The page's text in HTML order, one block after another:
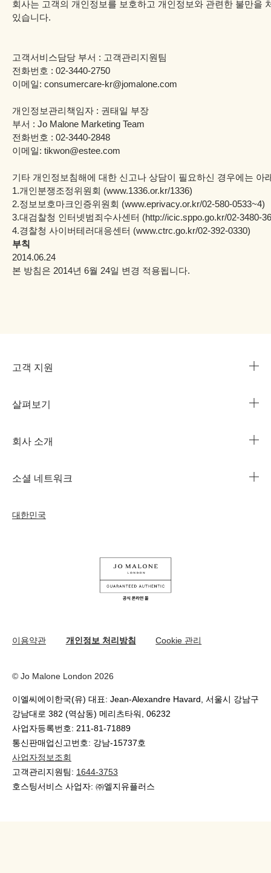
회사는 고객의 개인정보를 보호하고 개인정보와 관련한 불만을
있습니다.
고객서비스담당 부서 : 고객관리지원팀
전화번호 : 02-3440-2750
이메일: consumercare-kr@jomalone.com
개인정보관리책임자 : 권태일 부장
부서 : Jo Malone Marketing Team
전화번호 : 02-3440-2848
이메일: tikwon@estee.com
기타 개인정보침해에 대한 신고나 상담이 필요하신 경우에는 아
1.개인분쟁조정위원회 (www.1336.or.kr/1336)
2.정보보호마크인증위원회 (www.eprivacy.or.kr/02-580-0533~4)
3.대검찰청 인터넷범죄수사센터 (http://icic.sppo.go.kr/02-3480-
4.경찰청 사이버테러대응센터 (www.ctrc.go.kr/02-392-0330)
부칙
2014.06.24
본 방침은 2014년 6월 24일 변경 적용됩니다.
고객 지원
1644-3753
주문 조회
살펴보기
친절함의 문화
우리의 사람& 우리의 일터
회사 소개
소셜 네트워크
대한민국
이용약관 개인정보 처리방침 Cookie 관리
© Jo Malone London 2026
이엘씨에이한국(유) 대표: Jean-Alexandre Havard, 서울시 강남구
강남대로 382 (역삼동) 메리츠타워, 06232
사업자등록번호: 211-81-71889
통신판매업신고번호: 강남-15737호
사업자정보조회
고객관리지원팀: 1644-3753
호스팅서비스 사업자: ㈜엘지유플러스